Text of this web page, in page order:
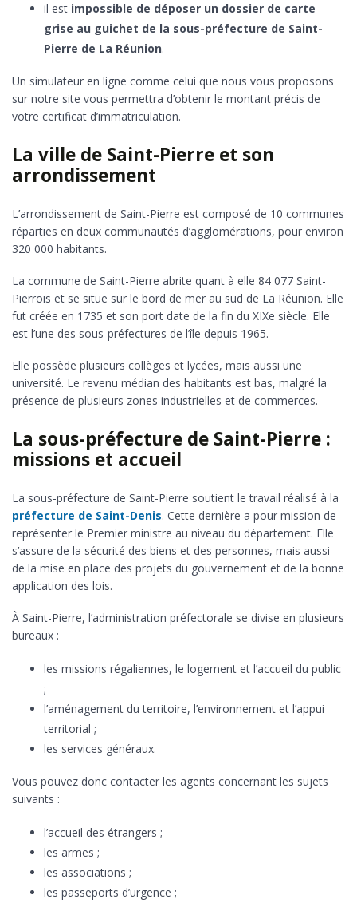
il est impossible de déposer un dossier de carte
grise au guichet de la sous-préfecture de Saint-
Pierre de La Réunion.
Un simulateur en ligne comme celui que nous vous proposons
sur notre site vous permettra d’obtenir le montant précis de
votre certificat d’immatriculation.
La ville de Saint-Pierre et son
arrondissement
L’arrondissement de Saint-Pierre est composé de 10 communes
réparties en deux communautés d’agglomérations, pour environ
320 000 habitants.
La commune de Saint-Pierre abrite quant à elle 84 077 Saint-
Pierrois et se situe sur le bord de mer au sud de La Réunion. Elle
fut créée en 1735 et son port date de la fin du XIXe siècle. Elle
est l’une des sous-préfectures de l’île depuis 1965.
Elle possède plusieurs collèges et lycées, mais aussi une
université. Le revenu médian des habitants est bas, malgré la
présence de plusieurs zones industrielles et de commerces.
La sous-préfecture de Saint-Pierre :
missions et accueil
La sous-préfecture de Saint-Pierre soutient le travail réalisé à la
préfecture de Saint-Denis. Cette dernière a pour mission de
représenter le Premier ministre au niveau du département. Elle
s’assure de la sécurité des biens et des personnes, mais aussi
de la mise en place des projets du gouvernement et de la bonne
application des lois.
À Saint-Pierre, l’administration préfectorale se divise en plusieurs
bureaux :
les missions régaliennes, le logement et l’accueil du public
;
l’aménagement du territoire, l’environnement et l’appui
territorial ;
les services généraux.
Vous pouvez donc contacter les agents concernant les sujets
suivants :
l’accueil des étrangers ;
les armes ;
les associations ;
les passeports d’urgence ;